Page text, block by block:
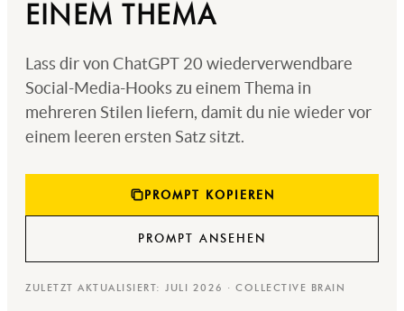
EINEM THEMA
Lass dir von ChatGPT 20 wiederverwendbare
Social-Media-Hooks zu einem Thema in
mehreren Stilen liefern, damit du nie wieder vor
einem leeren ersten Satz sitzt.
PROMPT KOPIEREN
PROMPT ANSEHEN
ZULETZT AKTUALISIERT: JULI 2026 · COLLECTIVE BRAIN